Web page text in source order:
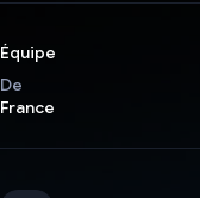
Équipe
De
France